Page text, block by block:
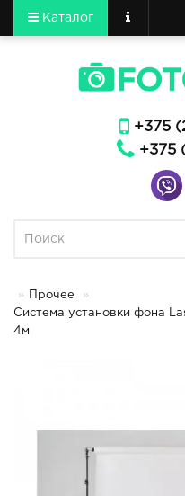
Каталог
+375
+375
Прочее
Система установки фона
4м